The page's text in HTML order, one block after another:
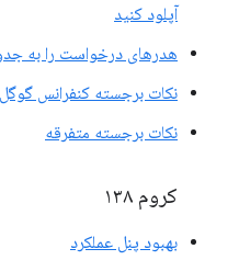
آپلود کنید
هدرهای درخواست را به
نکات برجسته کنفرانس گوگل I/O 2025 را ببینید
نکات برجسته متفرقه
کروم ۱۳۸
بهبود پنل عملکرد